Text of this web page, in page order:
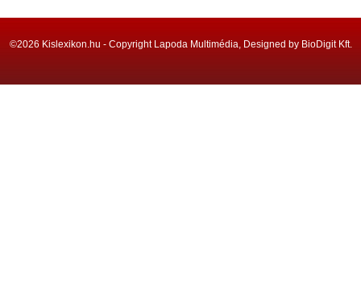
©2026 Kislexikon.hu - Copyright Lapoda Multimédia, Designed by BioDigit Kft.